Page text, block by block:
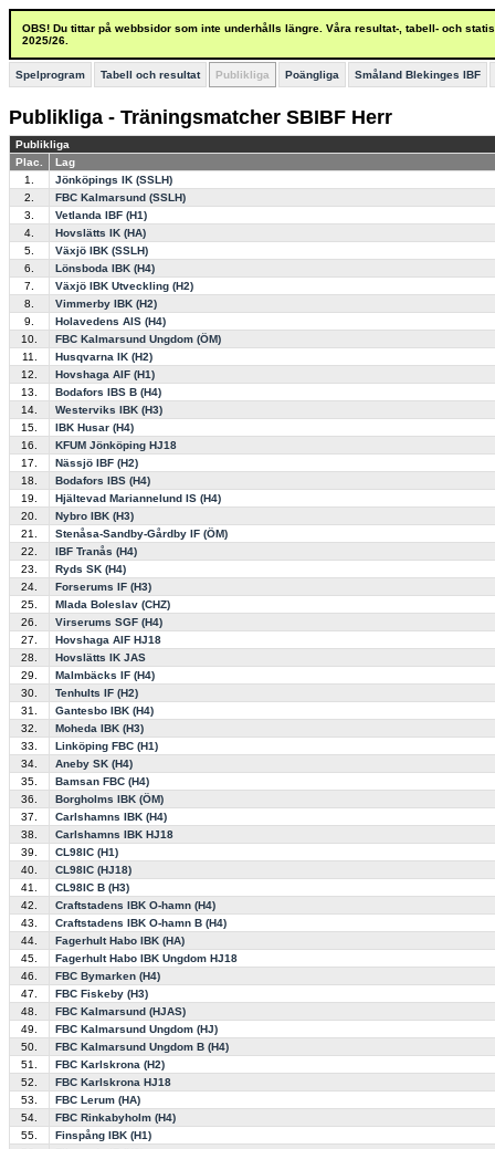
OBS! Du tittar på webbsidor som inte underhålls längre. Våra resultat-, tabell- och
2025/26.
Spelprogram Tabell och resultat Publikliga Poängliga Småland Blekinges IBF
Publikliga - Träningsmatcher SBIBF Herr
Publikliga
Plac.
Lag
1.
Jönköpings IK (SSLH)
2.
FBC Kalmarsund (SSLH)
3.
Vetlanda IBF (H1)
4.
Hovslätts IK (HA)
5.
Växjö IBK (SSLH)
6.
Lönsboda IBK (H4)
7.
Växjö IBK Utveckling (H2)
8.
Vimmerby IBK (H2)
9.
Holavedens AIS (H4)
10.
FBC Kalmarsund Ungdom (ÖM)
11.
Husqvarna IK (H2)
12.
Hovshaga AIF (H1)
13.
Bodafors IBS B (H4)
14.
Westerviks IBK (H3)
15.
IBK Husar (H4)
16.
KFUM Jönköping HJ18
17.
Nässjö IBF (H2)
18.
Bodafors IBS (H4)
19.
Hjältevad Mariannelund IS (H4)
20.
Nybro IBK (H3)
21.
Stenåsa-Sandby-Gårdby IF (ÖM)
22.
IBF Tranås (H4)
23.
Ryds SK (H4)
24.
Forserums IF (H3)
25.
Mlada Boleslav (CHZ)
26.
Virserums SGF (H4)
27.
Hovshaga AIF HJ18
28.
Hovslätts IK JAS
29.
Malmbäcks IF (H4)
30.
Tenhults IF (H2)
31.
Gantesbo IBK (H4)
32.
Moheda IBK (H3)
33.
Linköping FBC (H1)
34.
Aneby SK (H4)
35.
Bamsan FBC (H4)
36.
Borgholms IBK (ÖM)
37.
Carlshamns IBK (H4)
38.
Carlshamns IBK HJ18
39.
CL98IC (H1)
40.
CL98IC (HJ18)
41.
CL98IC B (H3)
42.
Craftstadens IBK O-hamn (H4)
43.
Craftstadens IBK O-hamn B (H4)
44.
Fagerhult Habo IBK (HA)
45.
Fagerhult Habo IBK Ungdom HJ18
46.
FBC Bymarken (H4)
47.
FBC Fiskeby (H3)
48.
FBC Kalmarsund (HJAS)
49.
FBC Kalmarsund Ungdom (HJ)
50.
FBC Kalmarsund Ungdom B (H4)
51.
FBC Karlskrona (H2)
52.
FBC Karlskrona HJ18
53.
FBC Lerum (HA)
54.
FBC Rinkabyholm (H4)
55.
Finspång IBK (H1)